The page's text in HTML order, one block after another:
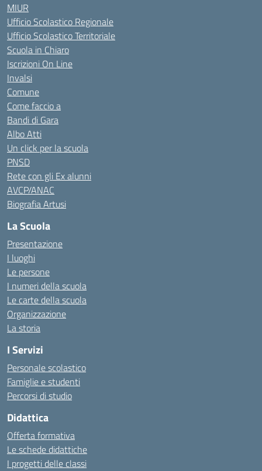
MIUR
Ufficio Scolastico Regionale
Ufficio Scolastico Territoriale
Scuola in Chiaro
Iscrizioni On Line
Invalsi
Comune
Come faccio a
Bandi di Gara
Albo Atti
Un click per la scuola
PNSD
Rete con gli Ex alunni
AVCP/ANAC
Biografia Artusi
La Scuola
Presentazione
I luoghi
Le persone
I numeri della scuola
Le carte della scuola
Organizzazione
La storia
I Servizi
Personale scolastico
Famiglie e studenti
Percorsi di studio
Didattica
Offerta formativa
Le schede didattiche
I progetti delle classi